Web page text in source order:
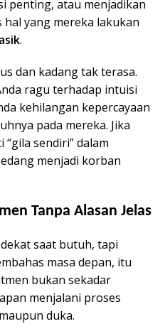
penting, atau menjadikan
hal yang mereka lakukan
.
dan kadang tak terasa.
ragu terhadap intuisi
kehilangan kepercayaan
pada mereka. Jika
sendiri” dalam
menjadi korban
Tanpa Alasan Jelas
saat butuh, tapi
masa depan, itu
bukan sekadar
menjalani proses
duka.